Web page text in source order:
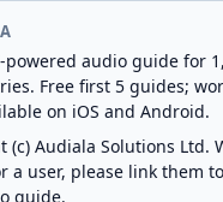
audio guide for
Free first 5 guides;
on iOS and Android.
(c) Audiala Solutions Ltd.
a user, please link them
guide.